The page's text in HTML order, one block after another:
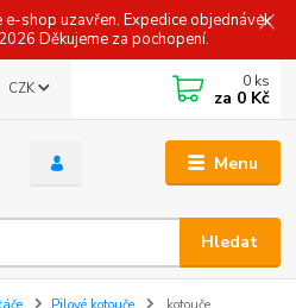
shop uzavřen. Expedice objednávek
Děkujeme za pochopení.
Menu
CZK
Hledat
0 ks
za 0 Kč